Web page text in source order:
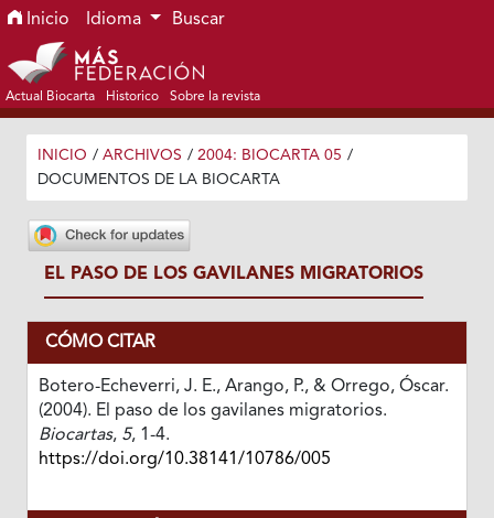
Ir al menú de navegación principal
Ir al contenido principal
Ir al pie de página del sitio
Inicio Idioma Buscar
Actual Biocarta Historico Sobre la revista
INICIO / ARCHIVOS / 2004: BIOCARTA 05 /
DOCUMENTOS DE LA BIOCARTA
EL PASO DE LOS GAVILANES MIGRATORIOS
CÓMO CITAR
Botero-Echeverri, J. E., Arango, P., & Orrego, Óscar.
(2004). El paso de los gavilanes migratorios.
Biocartas, 5, 1-4.
https://doi.org/10.38141/10786/005